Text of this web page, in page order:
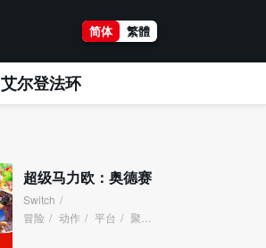
简体 繁體
艾尔登法环
超级马力欧：奥德赛
Switch /
冒险 / 动作 / 平台 / 聚会